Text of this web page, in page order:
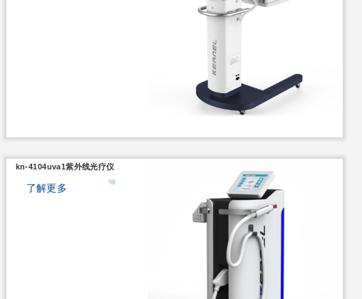
kn-4104uva1紫外线光疗仪
了解更多